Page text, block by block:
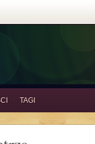
TAGI